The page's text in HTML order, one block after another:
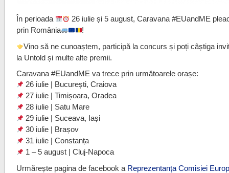
În perioada
26 iulie și 5 august, Caravana #EUandME
prin România
!
Vino să ne cunoaștem, participă la concurs și poți câștiga
la Untold și multe alte premii.
Caravana #EUandME va trece prin următoarele orașe:
26 iulie | București, Craiova
27 iulie | Timișoara, Oradea
28 iulie | Satu Mare
29 iulie | Suceava, Iași
30 iulie | Brașov
31 iulie | Constanța
1 – 5 august | Cluj-Napoca
Urmărește pagina de facebook a Reprezentanța Comisiei